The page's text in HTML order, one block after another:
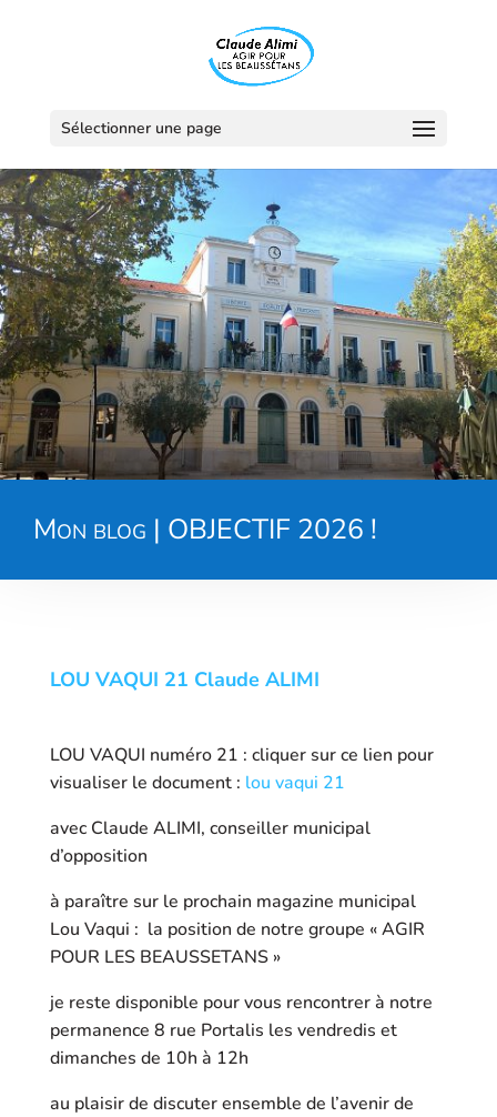
Sélectionner une page
Mon blog | OBJECTIF 2026 !
LOU VAQUI 21 Claude ALIMI
LOU VAQUI numéro 21 : cliquer sur ce lien pour
visualiser le document : lou vaqui 21
avec Claude ALIMI, conseiller municipal
d’opposition
à paraître sur le prochain magazine municipal
Lou Vaqui : la position de notre groupe « AGIR
POUR LES BEAUSSETANS »
je reste disponible pour vous rencontrer à notre
permanence 8 rue Portalis les vendredis et
dimanches de 10h à 12h
au plaisir de discuter ensemble de l’avenir de